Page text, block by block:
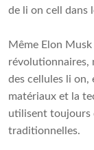
de li on cell dans
Même Elon
révolutionnaires,
des cellules li on,
matériaux et la
utilisent toujours
traditionnelles.